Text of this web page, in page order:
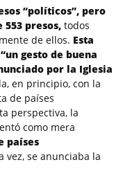
“políticos”, pero
presos, todos
de ellos. Esta
gesto de buena
por la Iglesia
en principio, con la
de países
perspectiva, la
como mera
países
vez, se anunciaba la